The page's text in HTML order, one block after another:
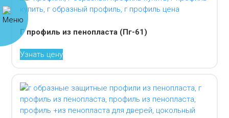
Г профиль из пенопласта (Пг-61)
Узнать цену